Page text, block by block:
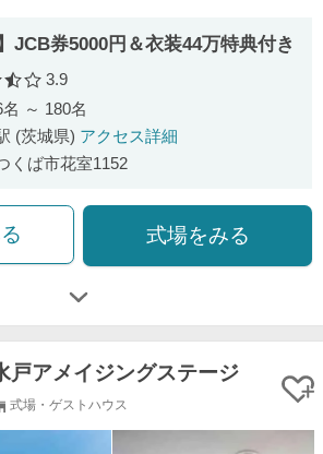
JCB券5000円＆衣装44万特典付き
口コミ評価
3.9
～ 180名
(茨城県) アクセス詳細
くば市花室1152
式場をみる
戸アメイジングステージ
式場・ゲストハウス